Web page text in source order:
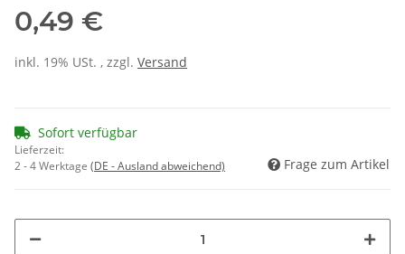
0,49 €
inkl. 19% USt. , zzgl. Versand
Sofort verfügbar
Lieferzeit:
2 - 4 Werktage (DE - Ausland abweichend) Frage zum Artikel